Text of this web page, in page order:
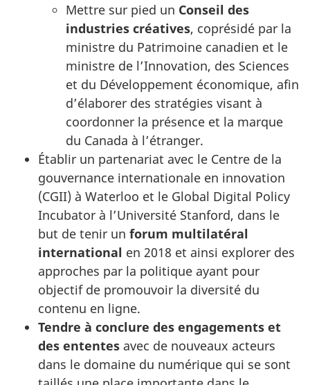
Mettre sur pied un Conseil des
industries créatives, coprésidé par la
ministre du Patrimoine canadien et le
ministre de l’Innovation, des Sciences
et du Développement économique, afin
d’élaborer des stratégies visant à
coordonner la présence et la marque
du Canada à l’étranger.
Établir un partenariat avec le Centre de la
gouvernance internationale en innovation
(CGII) à Waterloo et le Global Digital Policy
Incubator à l’Université Stanford, dans le
but de tenir un forum multilatéral
international en 2018 et ainsi explorer des
approches par la politique ayant pour
objectif de promouvoir la diversité du
contenu en ligne.
Tendre à conclure des engagements et
des ententes avec de nouveaux acteurs
dans le domaine du numérique qui se sont